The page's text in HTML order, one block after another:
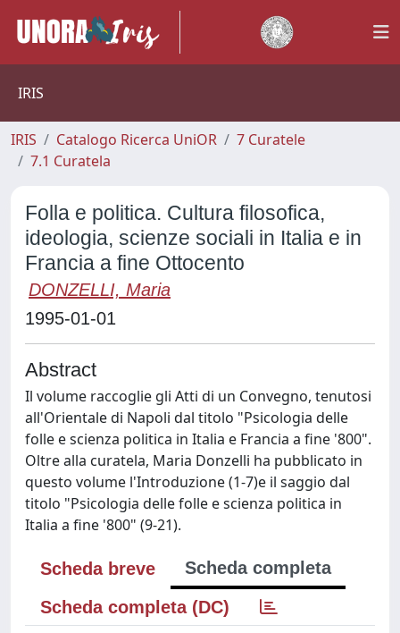
IRIS
IRIS Catalogo Ricerca UniOR
7 Curatele
7.1 Curatela
Folla e politica. Cultura filosofica,
ideologia, scienze sociali in Italia e in
Francia a fine Ottocento
DONZELLI, Maria
1995-01-01
Abstract
Il volume raccoglie gli Atti di un Convegno, tenutosi
all'Orientale di Napoli dal titolo "Psicologia delle
folle e scienza politica in Italia e Francia a fine '800".
Oltre alla curatela, Maria Donzelli ha pubblicato in
questo volume l'Introduzione (1-7)e il saggio dal
titolo "Psicologia delle folle e scienza politica in
Italia a fine '800" (9-21).
Scheda breve
Scheda completa
Scheda completa (DC)